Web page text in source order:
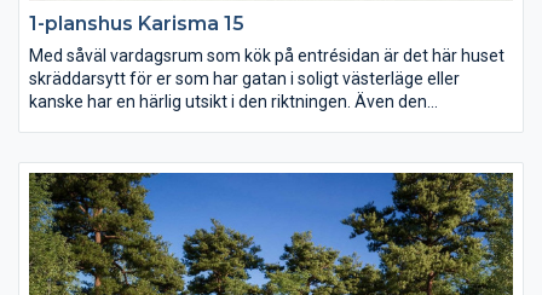
1-planshus Karisma 15
Med såväl vardagsrum som kök på entrésidan är det här huset
skräddarsytt för er som har gatan i soligt västerläge eller
kanske har en härlig utsikt i den riktningen. Även den
hållet. I övrigt har Karisma 15 en härlig öppen och ljusberikande
planlösning.